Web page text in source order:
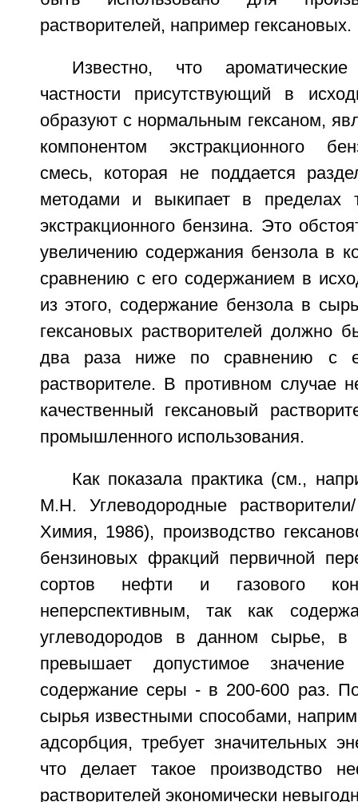
растворителей, например гексановых.
Известно, что
частности присутствующий в
образуют с нормальным гексаном,
компонентом экстракционного
смесь, которая не поддается
методами и выкипает в пределах
экстракционного бензина. Это
увеличению содержания бензола в
сравнению с его содержанием в
из этого, содержание бензола в
гексановых растворителей должно
два раза ниже по сравнению с
растворителе. В противном случае
качественный гексановый
промышленного использования.
Как показала практика (см.,
М.Н. Углеводородные
Химия, 1986), производство
бензиновых фракций первичной
сортов нефти и газового
неперспективным, так как
углеводородов в данном сырье, в
превышает допустимое
содержание серы - в 200-600 раз.
сырья известными способами,
адсорбция, требует значительных
что делает такое производство
растворителей экономически